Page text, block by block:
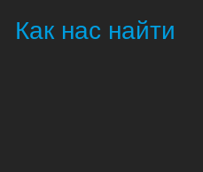
Как нас найти